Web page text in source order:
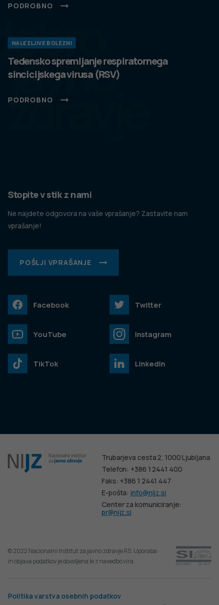
javno
zdravje
PODROBNO
NALEZLJIVE BOLEZNI
Tedensko spremljanje respiratornega
sincicijskega virusa (RSV)
PODROBNO
Trubarjeva cesta 2, 1000 Ljubljana
Telefon: +386 1 2441 400
Faks: +386 1 2441 447
E-pošta:info@nijz.si
Center za komuniciranje:
pr@nijz.si
Politika varstva osebnih podatkov
© 2022 Nacionalni Inštitut za javno zdravje RS. Uporaba
in objava podatkov je dovoljena le z navedbo vira.
Stopite v stik z nami
Ne najdete odgovora na vaše vprašanje? Zastavite nam
vprašanje!
POŠLJI VPRAŠANJE
Facebook Twitter
YouTube Instagram
TikTok LinkedIn